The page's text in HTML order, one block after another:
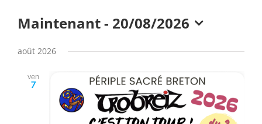
Maintenant - 20/08/2026
une
août 2026
ven
7